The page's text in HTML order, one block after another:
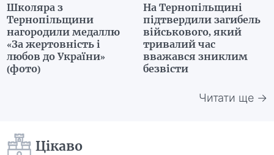
Школяра з
Тернопільщини
нагородили медаллю
«За жертовність і
любов до України»
(фото)
На Тернопільщині
підтвердили загибель
військового, який
тривалий час
вважався зниклим
безвісти
Читати ще →
Цікаво